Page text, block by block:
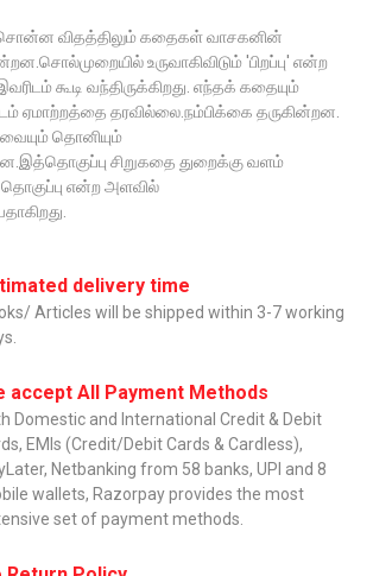
விதத்திலும் கதைகள் வாசகனின்
உருவாகிவிடும் 'பிறப்பு' என்ற
கூடி வந்திருக்கிறது. எந்தக் கதையும்
ஏமாற்றத்தை தரவில்லை.நம்பிக்கை தருகின்றன.
தொனியும்
சிறுகதை துறைக்கு வளம்
என்ற அளவில்
delivery time
Articles will be shipped within 3-7 working
accept All Payment Methods
Domestic and International Credit & Debit
EMIs (Credit/Debit Cards & Cardless),
Netbanking from 58 banks, UPI and 8
wallets, Razorpay provides the most
set of payment methods.